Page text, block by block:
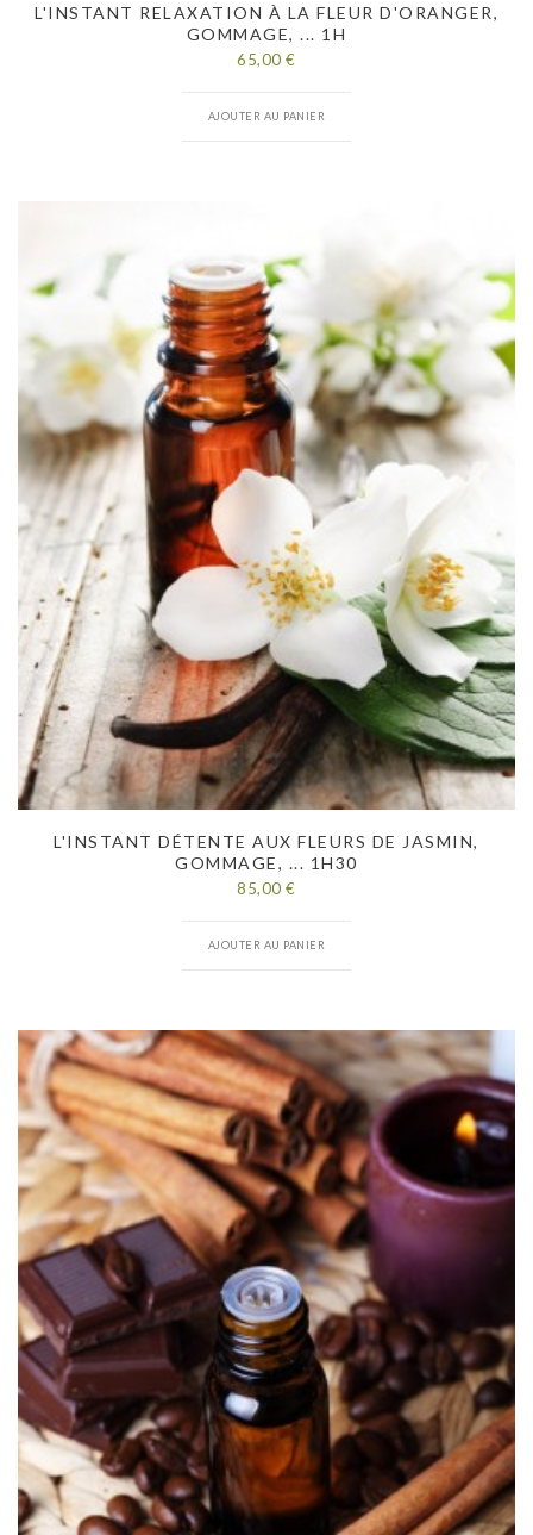
L'INSTANT RELAXATION À LA FLEUR D'ORANGER,
GOMMAGE, ... 1H
65,00 €
AJOUTER AU PANIER
L'INSTANT DÉTENTE AUX FLEURS DE JASMIN,
GOMMAGE, ... 1H30
85,00 €
AJOUTER AU PANIER